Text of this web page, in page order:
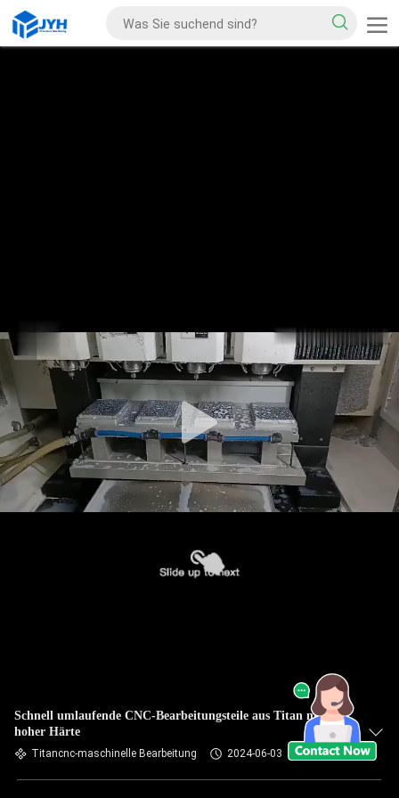
Schnell umlaufende CNC-Bearbeitungsteile aus Titan mit
hoher Härte
Titancnc-maschinelle Bearbeitung 2024-06-03